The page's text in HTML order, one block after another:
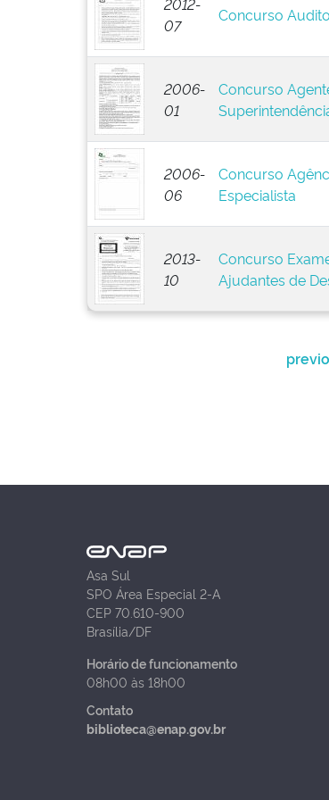
07
Concurso
2006-
01
Concurso
2006-
06
Concurso
Especialista
2013-
10
Concurso
Ajudantes de
Asa Sul
SPO Área Especial 2-A
CEP 70.610-900
Brasília/DF
Horário de funcionamento
08h00 às 18h00
Contato
biblioteca@enap.gov.br